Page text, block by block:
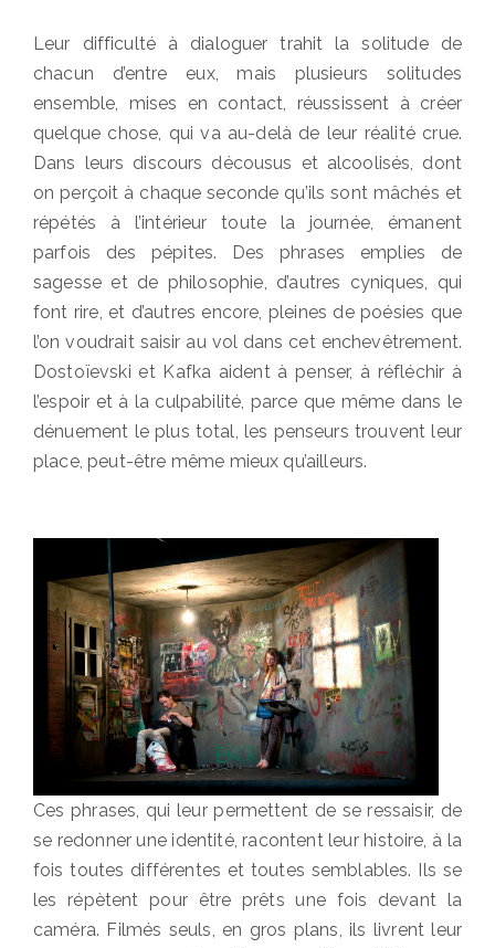
Leur difficulté à dialoguer trahit la solitude de
chacun d’entre eux, mais plusieurs solitudes
ensemble, mises en contact, réussissent à créer
quelque chose, qui va au-delà de leur réalité crue.
Dans leurs discours décousus et alcoolisés, dont
on perçoit à chaque seconde qu’ils sont mâchés et
répétés à l’intérieur toute la journée, émanent
parfois des pépites. Des phrases emplies de
sagesse et de philosophie, d’autres cyniques, qui
font rire, et d’autres encore, pleines de poésies que
l’on voudrait saisir au vol dans cet enchevêtrement.
Dostoïevski et Kafka aident à penser, à réfléchir à
l’espoir et à la culpabilité, parce que même dans le
dénuement le plus total, les penseurs trouvent leur
place, peut-être même mieux qu’ailleurs.
Ces phrases, qui leur permettent de se ressaisir, de
se redonner une identité, racontent leur histoire, à la
fois toutes différentes et toutes semblables. Ils se
les répètent pour être prêts une fois devant la
caméra. Filmés seuls, en gros plans, ils livrent leur